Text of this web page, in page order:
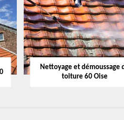
Nettoyage et démoussage
toiture 60 Oise